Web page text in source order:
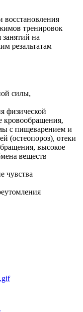
восстановления
тренировок
на
резальтатам
силы,
физической
кровообращения,
с пищеварением и
(остеопороз), отеки
высокое
веществ
чувства